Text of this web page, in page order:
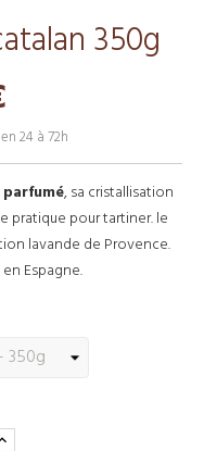
350g
24 à 72h
, sa cristallisation
pratique pour tartiner. le
lavande de Provence.
Espagne.